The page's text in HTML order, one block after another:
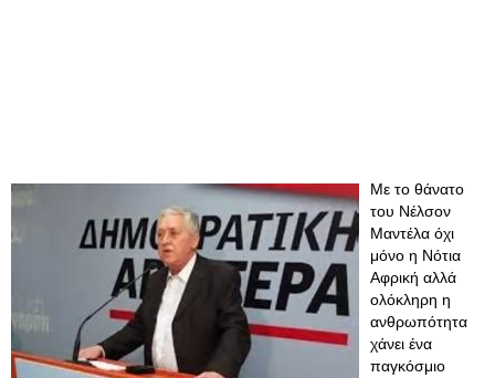
Με το θάνατο
του Νέλσον
Μαντέλα όχι
μόνο η Νότια
Αφρική αλλά
ολόκληρη η
ανθρωπότητα
χάνει ένα
παγκόσμιο